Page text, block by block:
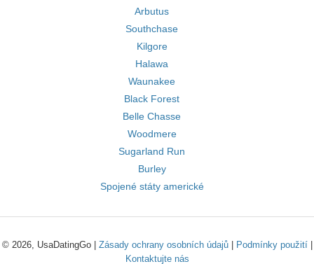
Arbutus
Southchase
Kilgore
Halawa
Waunakee
Black Forest
Belle Chasse
Woodmere
Sugarland Run
Burley
Spojené státy americké
© 2026, UsaDatingGo | Zásady ochrany osobních údajů| Podmínky použití|
Kontaktujte nás